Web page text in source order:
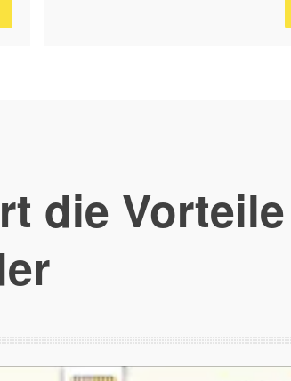
die